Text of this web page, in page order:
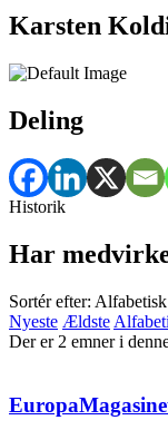
Karsten
Deling
Historik
Har
Sortér efter:
Nyeste Ældste
Der er 2 emner i